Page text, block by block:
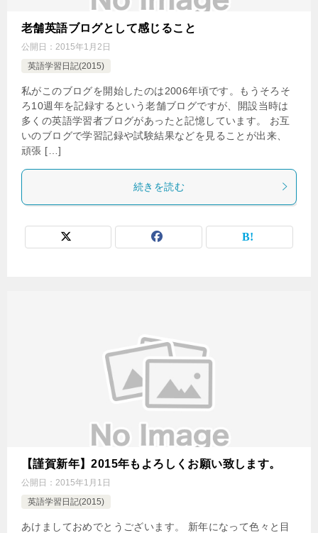
老舗英語ブログとして感じること
公開日： 2015年1月2日
英語学習日記(2015)
私がこのブログを開始したのは2006年頃です。もうそろそ
ろ10週年を記録するという老舗ブログですが、開設当時は
多くの英語学習者ブログがあったと記憶しています。 お互
いのブログで学習記録や試験結果などを見ることが出来、
頑張 […]
続きを読む
【謹賀新年】2015年もよろしくお願い致します。
公開日： 2015年1月1日
英語学習日記(2015)
あけましておめでとうございます。 新年になって色々と目